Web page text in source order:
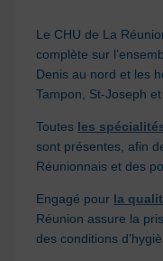
Le CHU de La
complète sur
Denis au nord et les
Tampon, St-Joseph
Toutes les
sont présentes, afin
Réunionnais et des
Engagé pour la
Réunion assure la
des conditions